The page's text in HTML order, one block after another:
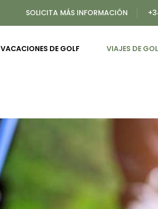
SOLICITA MÁS INFORMACIÓN
VACACIONES DE GOLF VIAJES DE